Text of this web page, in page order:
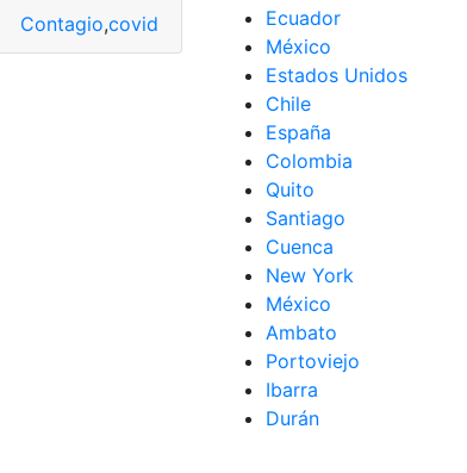
oculto retrasar
Contagio,covid 19 hospitalización,Salud
Ecuador
México
Estados Unidos
Chile
España
Colombia
Quito
Santiago
Cuenca
New York
México
Ambato
Portoviejo
Ibarra
Durán